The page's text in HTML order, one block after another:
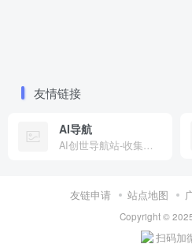
友情链接
AI导航
AI创世导航站-收集全网有趣工具
友链申请 站点地图
Copyright ©